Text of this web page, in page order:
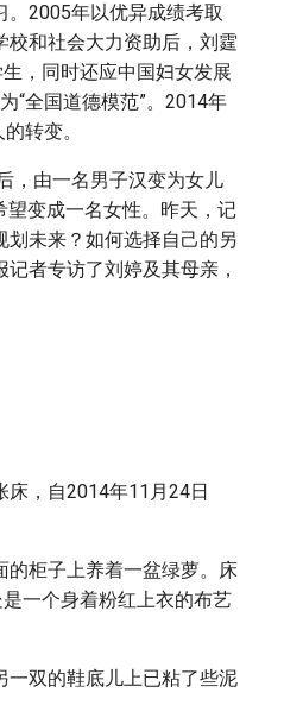
2005年以优异成绩考取
和社会大力资助后，刘霆
，同时还应中国妇女发展
“全国道德模范”。2014年
转变。
，由一名男子汉变为女儿
变成一名女性。昨天，记
未来？如何选择自己的另
者专访了刘婷及其母亲，
床，自2014年11月24日
的柜子上养着一盆绿萝。床
一个身着粉红上衣的布艺
一双的鞋底儿上已粘了些泥